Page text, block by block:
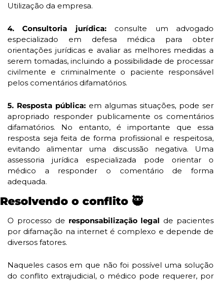
Utilização da empresa.
4. Consultoria jurídica: consulte um advogado
especializado em defesa médica para obter
orientações jurídicas e avaliar as melhores medidas a
serem tomadas, incluindo a possibilidade de processar
civilmente e criminalmente o paciente responsável
pelos comentários difamatórios.
5. Resposta pública: em algumas situações, pode ser
apropriado responder publicamente os comentários
difamatórios. No entanto, é importante que essa
resposta seja feita de forma profissional e respeitosa,
evitando alimentar uma discussão negativa. Uma
assessoria jurídica especializada pode orientar o
médico a responder o comentário de forma
adequada.
Resolvendo o conflito 🥷
O processo de responsabilização legal de pacientes
por difamação na internet é complexo e depende de
diversos fatores.
Naqueles casos em que não foi possível uma solução
do conflito extrajudicial, o médico pode requerer, por